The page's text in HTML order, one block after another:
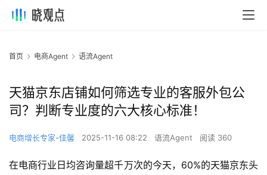
首页 电商Agent 语流Agent
天猫京东店铺如何筛选专业的客服外包公
司？判断专业度的六大核心标准！
电商增长专家-佳馨 2025-11-16 08:22 语流Agent 阅读 360
在电商行业日均咨询量超千万次的今天，60%的天猫京东头